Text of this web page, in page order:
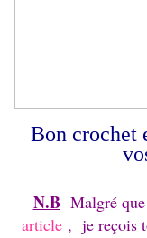
Bon crochet
N.BMalgré que
article , je reçois